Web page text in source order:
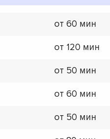
от 60 мин
от 120 мин
от 50 мин
от 60 мин
от 50 мин